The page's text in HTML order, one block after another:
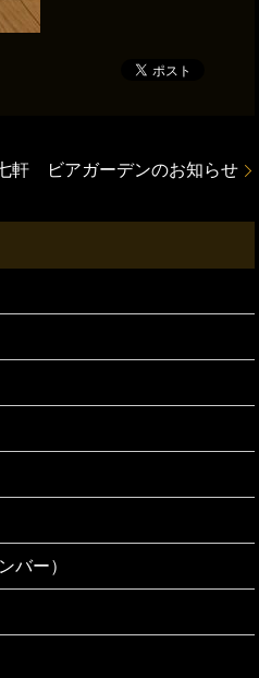
軒 ビアガーデンのお知らせ
バー）